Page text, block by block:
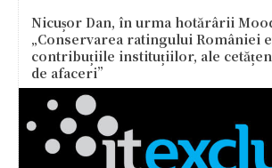
Nicușor Dan, în urma hotărârii
„Conservarea ratingului României
contribuțiile instituțiilor, ale
de afaceri”